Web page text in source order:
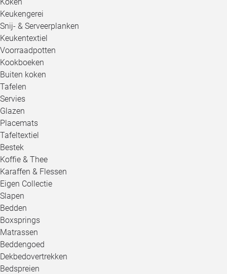
Keukengerei
Snij- & Serveerplanken
Keukentextiel
Voorraadpotten
Kookboeken
Buiten koken
Tafelen
Servies
Glazen
Placemats
Tafeltextiel
Bestek
Koffie & Thee
Karaffen & Flessen
Eigen Collectie
Slapen
Bedden
Boxsprings
Matrassen
Beddengoed
Dekbedovertrekken
Bedspreien